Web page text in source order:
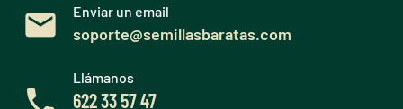
Enviar un email
soporte@semillasbaratas.com
Llámanos
622 33 57 47